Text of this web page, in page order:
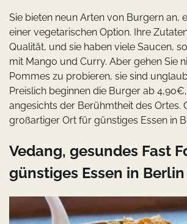
Sie bieten neun Arten von Burgern an,
einer vegetarischen Option. Ihre
Qualität, und sie haben viele Saucen,
mit Mango und Curry. Aber gehen Sie
Pommes zu probieren, sie sind
Preislich beginnen die Burger ab
angesichts der Berühmtheit des Ortes.
großartiger Ort für günstiges Essen in
Vedang, gesundes Fast
günstiges Essen in Berlin